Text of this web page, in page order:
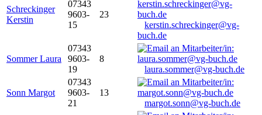
Schreckinger
Kerstin
07343
9603-
15
23
kerstin.schreckinger@vg-
buch.de
Sommer Laura
07343
9603-
19
8
laura.sommer@vg-buch.de
Sonn Margot
07343
9603-
21
13
margot.sonn@vg-buch.de